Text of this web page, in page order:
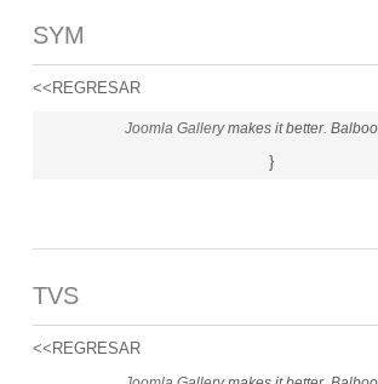
SYM
<<REGRESAR
Joomla Gallerymakes it better.
}
TVS
<<REGRESAR